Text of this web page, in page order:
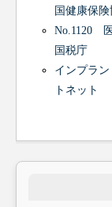
国健康保
No.1120
国税庁
インプラ
トネット